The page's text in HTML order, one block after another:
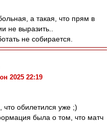
а такая, что прям в
не выразить..
не собирается.
2025 22:19
что обилетился уже ;)
была о том, что матч